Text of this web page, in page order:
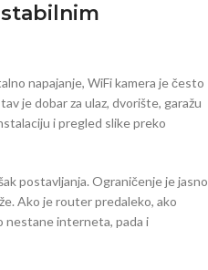
napajanje, WiFi kamera je često
je dobar za ulaz, dvorište, garažu
i pregled slike preko
postavljanja. Ograničenje je jasno
Ako je router predaleko, ako
nestane interneta, pada i